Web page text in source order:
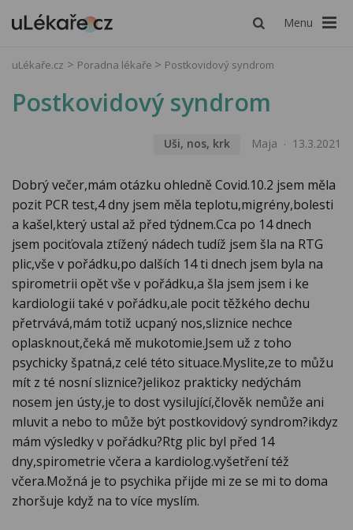
Menu
uLékaře.cz Poradna lékaře Postkovidový syndrom
Postkovidový syndrom
Uši, nos, krk Maja 13.3.2021
Dobrý večer,mám otázku ohledně Covid.10.2 jsem měla
pozit PCR test,4 dny jsem měla teplotu,migrény,bolesti
a kašel,který ustal až před týdnem.Cca po 14 dnech
jsem pociťovala ztížený nádech tudíž jsem šla na RTG
plic,vše v pořádku,po dalších 14 ti dnech jsem byla na
spirometrii opět vše v pořádku,a šla jsem jsem i ke
kardiologii také v pořádku,ale pocit těžkého dechu
přetrvává,mám totiž ucpaný nos,sliznice nechce
oplasknout,čeká mě mukotomie.Jsem už z toho
psychicky špatná,z celé této situace.Myslite,ze to můžu
mít z té nosní sliznice?jelikoz prakticky nedýchám
nosem jen ústy,je to dost vysilující,člověk nemůže ani
mluvit a nebo to může být postkovidový syndrom?ikdyz
mám výsledky v pořádku?Rtg plic byl před 14
dny,spirometrie včera a kardiolog.vyšetření též
včera.Možná je to psychika přijde mi ze se mi to doma
zhoršuje když na to více myslím.